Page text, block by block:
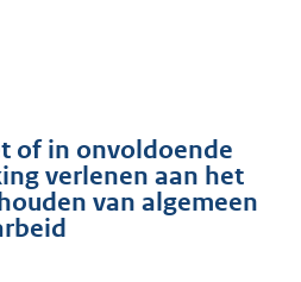
of in onvoldoende
verlenen aan het
van algemeen